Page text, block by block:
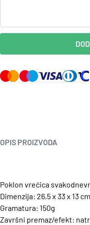
OPIS PROIZVODA
Poklon vrećica
Dimenzija: 26,5 x 33 x 13 cm
Gramatura: 150g
Završni premaz/efekt: